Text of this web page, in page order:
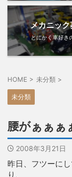
メカニック
とにかく車好き
HOME > 未分類 >
未分類
腰がぁぁぁ
2008年3月21日
昨日、フツーに
り、